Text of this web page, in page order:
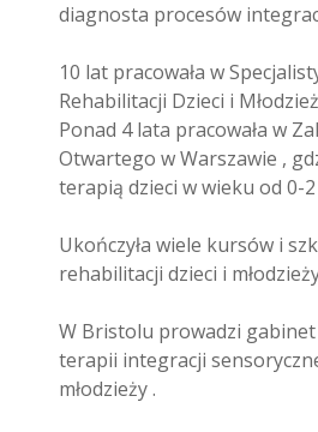
diagnosta procesów
10 lat pracowała w
Rehabilitacji Dzieci i
Ponad 4 lata pracowała w
Otwartego w Warszawie ,
terapią dzieci w wieku od 0-2
Ukończyła wiele kursów i
rehabilitacji dzieci i
W Bristolu prowadzi
terapii integracji
młodzieży .